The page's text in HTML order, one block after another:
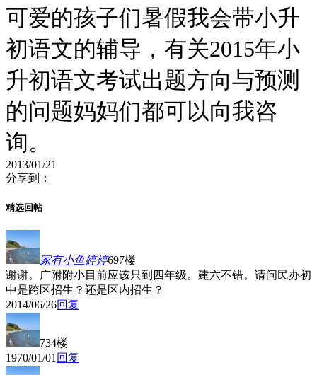
可爱的孩子们暑假我会带小升
初语文的辅导，有关2015年小
升初语文考试出题方向与预测
的问题妈妈们都可以向我咨
询。
2013/01/21
分享到：
精选回帖
家有小鱼婷婷697楼
谢谢。广附附小目前应该只到四年级。建六不错。请问民办初
中是跨区招生？还是区内招生？
2014/06/26回复
734楼
1970/01/01 回复